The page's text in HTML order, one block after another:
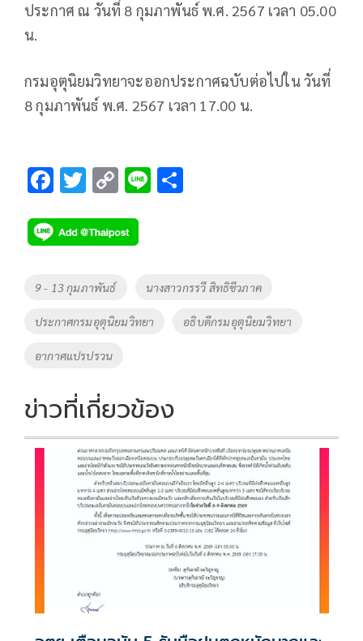
ประกาศ ณ วันที่ 8 กุมภาพันธ์ พ.ศ. 2567 เวลา 05.00
น.
กรมอุตุนิยมวิทยาจะออกประกาศฉบับต่อไปใน วันที่
8 กุมภาพันธ์ พ.ศ. 2567 เวลา 17.00 น.
F
e
b
o
k
T
tt
er
C
p
y
n
k
Li
Tags
9 - 13 กุมภาพันธ์ นางสาวกรรวี สิทธิชีวภาค
ประกาศกรมอุตุนิยมวิทยา อธิบดีกรมอุตุนิยมวิทยา
อากาศแปรปรวน
ข่าวที่เกี่ยวข้อง